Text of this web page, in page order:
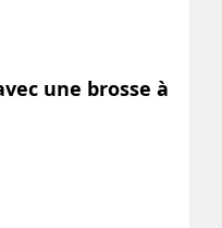
une brosse à